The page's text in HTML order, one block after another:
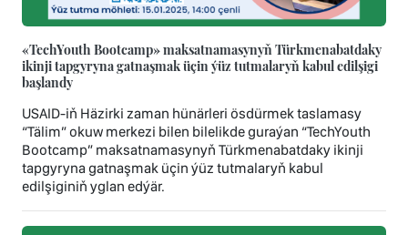
«TechYouth Bootcamp» maksatnamasynyň Türkmenabatdaky
ikinji tapgyryna gatnaşmak üçin ýüz tutmalaryň kabul edilşigi
başlandy
USAID-iň Häzirki zaman hünärleri ösdürmek taslamasy
“Tälim” okuw merkezi bilen bilelikde guraýan “TechYouth
Bootcamp” maksatnamasynyň Türkmenabatdaky ikinji
tapgyryna gatnaşmak üçin ýüz tutmalaryň kabul
edilşiginiň yglan edýär.